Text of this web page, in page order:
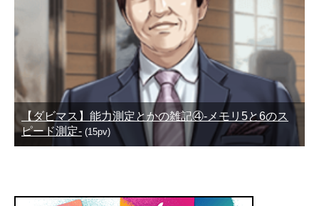
【ダビマス】能力測定とかの雑記④-メモリ5と6のス
ピード測定- (15pv)